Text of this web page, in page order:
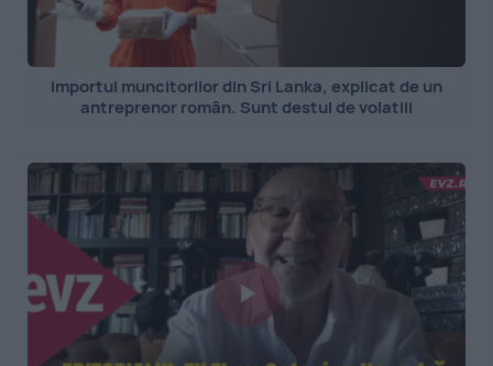
Importul muncitorilor din Sri Lanka, explicat de un
antreprenor român. Sunt destul de volatili